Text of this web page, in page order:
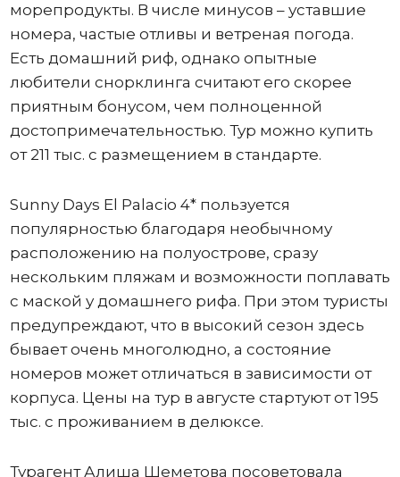
морепродукты. В числе минусов – уставшие
номера, частые отливы и ветреная погода.
Есть домашний риф, однако опытные
любители снорклинга считают его скорее
приятным бонусом, чем полноценной
достопримечательностью. Тур можно купить
от 211 тыс. с размещением в стандарте.
Sunny Days El Palacio 4* пользуется
популярностью благодаря необычному
расположению на полуострове, сразу
нескольким пляжам и возможности поплавать
с маской у домашнего рифа. При этом туристы
предупреждают, что в высокий сезон здесь
бывает очень многолюдно, а состояние
номеров может отличаться в зависимости от
корпуса. Цены на тур в августе стартуют от 195
тыс. с проживанием в делюксе.
Турагент Алиша Шеметова посоветовала